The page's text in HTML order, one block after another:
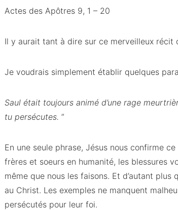
Actes des Apôtres 9, 1 – 20
Il y aurait tant à dire sur ce merveilleux récit
Je voudrais simplement établir quelques
Saul était toujours animé d’une rage
tu persécutes. ”
En une seule phrase, Jésus nous confirme
frères et soeurs en humanité, les blessures
même que nous les faisons. Et d’autant
au Christ. Les exemples ne manquent
persécutés pour leur foi.